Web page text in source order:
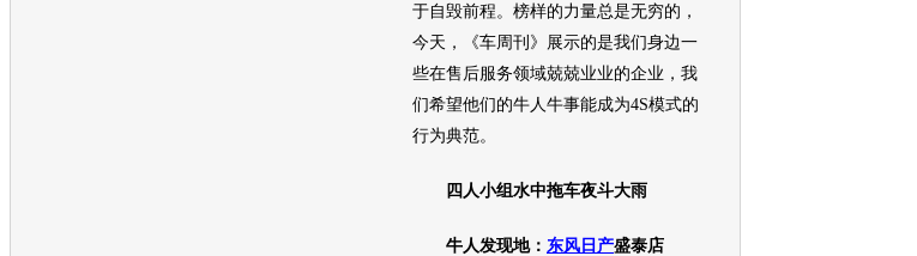
于自毁前程。榜样的力量总是无穷的，
今天，《车周刊》展示的是我们身边一
些在售后服务领域兢兢业业的企业，我
们希望他们的牛人牛事能成为4S模式的
行为典范。
四人小组水中拖车夜斗大雨
牛人发现地： 东风日产盛泰店